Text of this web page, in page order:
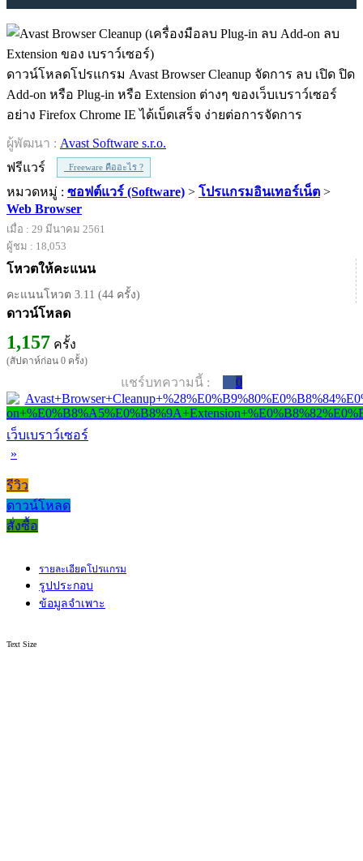
ดาวน์โหลดโปรแกรม Avast Browser Cleanup จัดการ ลบ เปิด ปิด
Add-on หรือ Plug-in หรือ Extension ต่างๆ ของเว็บเบราว์เซอร์
อย่าง Firefox Chrome IE ได้เบ็ดเสร็จ ง่ายต่อการจัดการ
ผู้พัฒนา : Avast Software s.r.o.
ฟรีแวร์
Freeware คืออะไร ?
หมวดหมู่ : ซอฟต์แวร์ (Software) > โปรแกรมอินเทอร์เน็ต >
Web Browser
เมื่อ : 29 มีนาคม 2561
ผู้ชม : 18,053
โหวตให้คะแนน
คะแนนโหวต 3.11 (44 ครั้ง)
ดาวน์โหลด
1,157 ครั้ง
(สัปดาห์ก่อน 0 ครั้ง)
แชร์บทความนี้ : 0
เว็บเบราว์เซอร์
»
รีวิว
ดาวน์โหลด
สั่งซื้อ
รายละเอียดโปรแกรม
รูปประกอบ
ข้อมูลจำเพาะ
Text Size